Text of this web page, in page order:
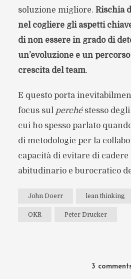
soluzione migliore. Rischia
nel cogliere gli aspetti
di non essere in grado di
un’evoluzione e un
crescita del team.
E questo porta
focus sul perchéstesso
cui ho spesso parlato
di metodologie per la
capacità di evitare di
abitudinario e burocratico
John Doerr lean thinking
OKR Peter Drucker
3